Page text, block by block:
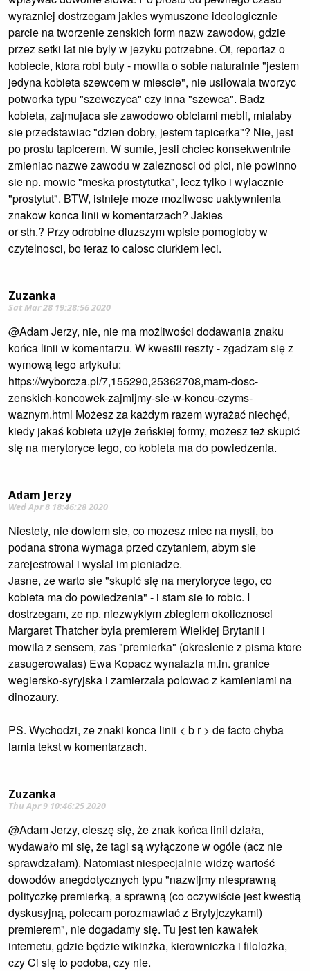
wyrazniej dostrzegam jakies wymuszone ideologicznie
parcie na tworzenie zenskich form nazw zawodow, gdzie
przez setki lat nie byly w jezyku potrzebne. Ot, reportaz o
kobiecie, ktora robi buty - mowila o sobie naturalnie "jestem
jedyna kobieta szewcem w miescie", nie usilowala tworzyc
potworka typu "szewczyca" czy inna "szewca". Badz
kobieta, zajmujaca sie zawodowo obiciami mebli, mialaby
sie przedstawiac "dzien dobry, jestem tapicerka"? Nie, jest
po prostu tapicerem. W sumie, jesli chciec konsekwentnie
zmieniac nazwe zawodu w zaleznosci od plci, nie powinno
sie np. mowic "meska prostytutka", lecz tylko i wylacznie
"prostytut". BTW, istnieje moze mozliwosc uaktywnienia
znakow konca linii w komentarzach? Jakies
or sth.? Przy odrobine dluzszym wpisie pomogloby w
czytelnosci, bo teraz to calosc ciurkiem leci.
Zuzanka
Sat Mar 28 19:28:56 2020
@Adam Jerzy, nie, nie ma możliwości dodawania znaku
końca linii w komentarzu. W kwestii reszty - zgadzam się z
wymową tego artykułu:
https://wyborcza.pl/7,155290,25362708,mam-dosc-
zenskich-koncowek-zajmijmy-sie-w-koncu-czyms-
waznym.html Możesz za każdym razem wyrażać niechęć,
kiedy jakaś kobieta użyje żeńskiej formy, możesz też skupić
się na merytoryce tego, co kobieta ma do powiedzenia.
Adam Jerzy
Wed Apr 8 18:46:28 2020
Niestety, nie dowiem sie, co mozesz miec na mysli, bo
podana strona wymaga przed czytaniem, abym sie
zarejestrowal i wyslal im pieniadze.
Jasne, ze warto sie "skupić się na merytoryce tego, co
kobieta ma do powiedzenia" - i stam sie to robic. I
dostrzegam, ze np. niezwyklym zbiegiem okolicznosci
Margaret Thatcher byla premierem Wielkiej Brytanii i
mowila z sensem, zas "premierka" (okreslenie z pisma ktore
zasugerowalas) Ewa Kopacz wynalazla m.in. granice
wegiersko-syryjska i zamierzala polowac z kamieniami na
dinozaury.
PS. Wychodzi, ze znaki konca linii < b r > de facto chyba
lamia tekst w komentarzach.
Zuzanka
Thu Apr 9 10:46:25 2020
@Adam Jerzy, cieszę się, że znak końca linii działa,
wydawało mi się, że tagi są wyłączone w ogóle (acz nie
sprawdzałam). Natomiast niespecjalnie widzę wartość
dowodów anegdotycznych typu "nazwijmy niesprawną
polityczkę premierką, a sprawną (co oczywiście jest kwestią
dyskusyjną, polecam porozmawiać z Brytyjczykami)
premierem", nie dogadamy się. Tu jest ten kawałek
internetu, gdzie będzie wikinżka, kierowniczka i filolożka,
czy Ci się to podoba, czy nie.